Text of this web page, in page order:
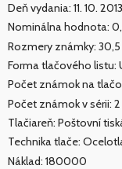
Deň vydania: 11. 10. 2013
Nominálna hodnota:
Rozmery známky:
Forma tlačového listu:
Počet známok na
Počet známok v sérii: 2
Tlačiareň: Poštovní
Technika tlače:
Náklad: 180000